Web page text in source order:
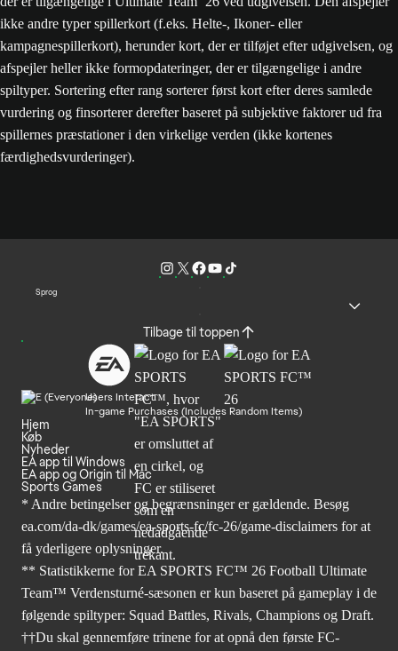
ikke andre typer spillerkort (f.eks. Helte-, Ikoner- eller
kampagnespillerkort), herunder kort, der er tilføjet efter udgivelsen, og
afspejler heller ikke formopdateringer, der er tilgængelige i andre
spiltyper. Sortering efter rang sorterer først kort efter deres samlede
vurdering og finsorterer derefter baseret på subjektive faktorer ud fra
spillernes præstationer i den virkelige verden (ikke kortenes
færdighedsvurderinger).
Sprog
Tilbage til toppen
Users Interact
In-game Purchases (Includes Random Items)
Hjem
Køb
Nyheder
EA app til Windows
EA app og Origin til Mac
Sports Games
* Andre betingelser og begrænsninger er gældende. Besøg
ea.com/da-dk/games/ea-sports-fc/fc-26/game-disclaimers for at
få yderligere oplysninger.
** Statistikkerne for EA SPORTS FC™ 26 Football Ultimate
Team™ Verdensturné-sæsonen er kun baseret på gameplay i de
følgende spiltyper: Squad Battles, Rivals, Champions og Draft.
††Du skal gennemføre trinene for at opnå den første FC-